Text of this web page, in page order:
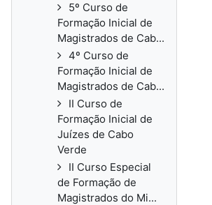
5º Curso de
Formação Inicial de
Magistrados de Cab...
4º Curso de
Formação Inicial de
Magistrados de Cab...
II Curso de
Formação Inicial de
Juízes de Cabo
Verde
II Curso Especial
de Formação de
Magistrados do Mi...